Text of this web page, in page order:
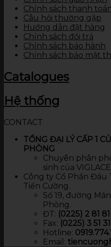
Chính sách thanh
Câu hỏi thường gặp
Hướng dẫn đặt hàng
Chính sách đổi trả
Chính sách bảo hành
Chính sách bảo mật
Catalogues
Hệ thống
CONTACT
TỔNG ĐẠI LÝ CẤP 1
PHÒNG
Chuyên phân
sinh của
Công ty Cổ Phần Đầu
Tiến Cường.
Số 19, đường
Phòng.
ĐT: (0225) 2 81
Fax: (0225) 3 51
Hotline:
Email: